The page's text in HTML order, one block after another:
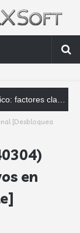
[Desbloquea
en